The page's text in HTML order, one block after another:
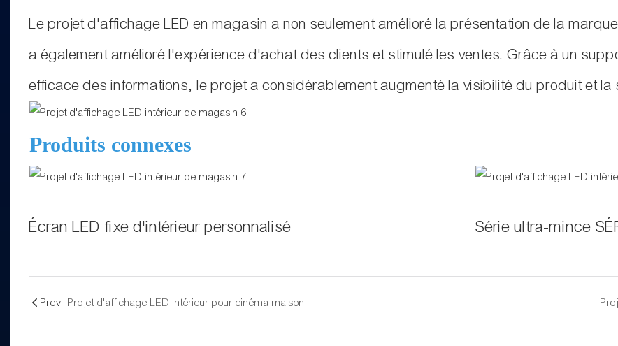
Le projet d'affichage LED en magasin a non seulement amélioré la présentation de la
a également amélioré l'expérience d'achat des clients et stimulé les ventes. Grâce à un
efficace des informations, le projet a considérablement augmenté la visibilité du produit et la
Produits connexes
Écran LED fixe d'intérieur personnalisé Série ultra-mince
Prev Projet d'affichage LED intérieur pour cinéma maison